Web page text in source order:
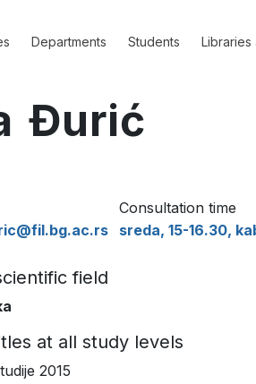
Departments Students Libraries
Đurić
Consultation time
sreda, 15-16.30,
field
at all study levels
2015